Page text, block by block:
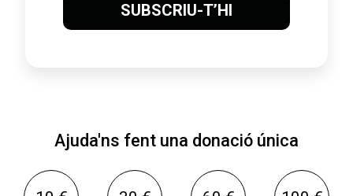
SUBSCRIU-T’HI
Ajuda'ns fent una donació única